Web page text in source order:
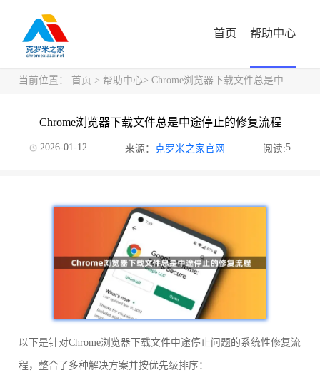
首页 帮助中心
当前位置： 首页 > 帮助中心> Chrome浏览器下载文件总是中途停止的修复流程
Chrome浏览器下载文件总是中途停止的修复流程
2026-01-12 来源： 克罗米之家官网 阅读:5
以下是针对Chrome浏览器下载文件中途停止问题的系统性修复流
程，整合了多种解决方案并按优先级排序：